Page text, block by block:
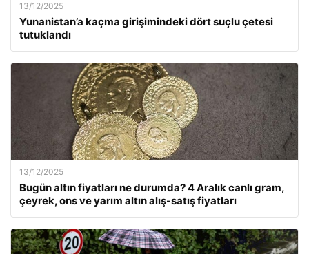
13/12/2025
Yunanistan’a kaçma girişimindeki dört suçlu çetesi
tutuklandı
13/12/2025
Bugün altın fiyatları ne durumda? 4 Aralık canlı gram,
çeyrek, ons ve yarım altın alış-satış fiyatları